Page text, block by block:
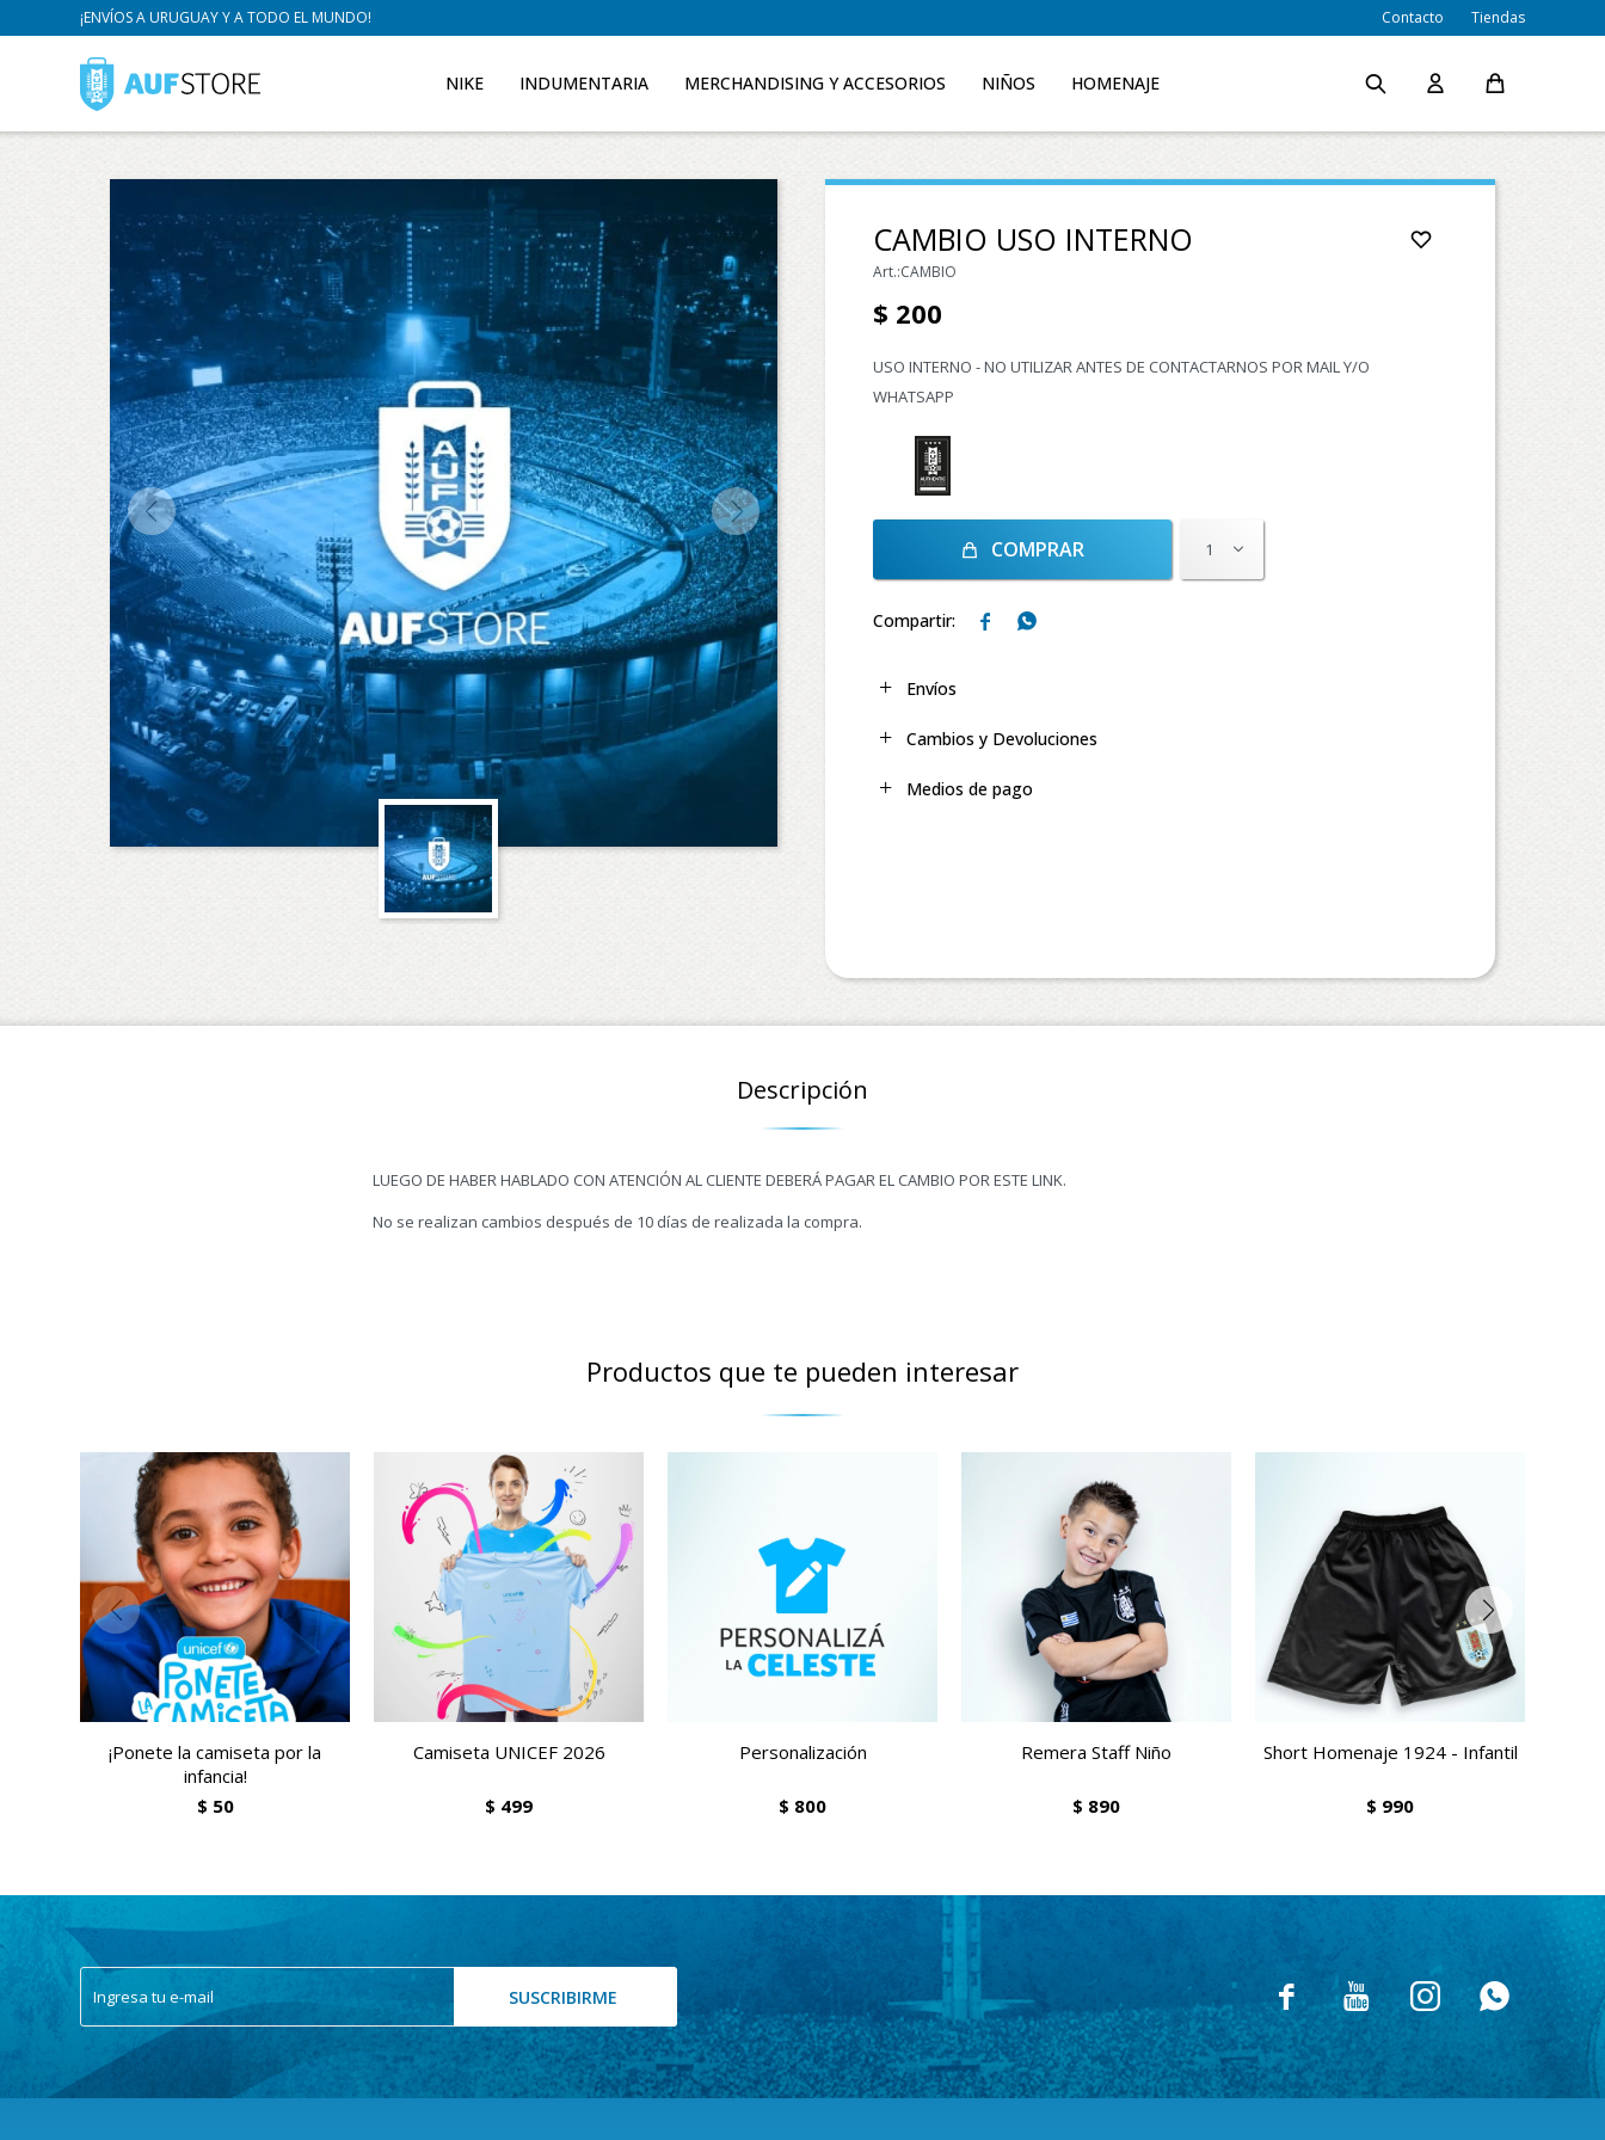
NIKE INDUMENTARIA MERCHANDISING Y ACCESORIOS NIÑOS HOMENAJE
¡ENVÍOS A URUGUAY Y A TODO EL MUNDO! Contacto Tiendas
CAMBIO USO INTERNO
CAMBIO
$ 200
USO INTERNO - NO UTILIZAR ANTES DE CONTACTARNOS POR MAIL Y/O
WHATSAPP
1
COMPRAR
 
Envíos
Cambios y Devoluciones
Medios de pago
Descripción
LUEGO DE HABER HABLADO CON ATENCIÓN AL CLIENTE DEBERÁ PAGAR EL CAMBIO POR ESTE LINK.
No se realizan cambios después de 10 días de realizada la compra.
Productos que te pueden interesar
¡Ponete la camiseta por la
infancia!
$ 50
Camiseta UNICEF 2026
$ 499
Personalización
$ 800
Remera Staff Niño
$ 890
Short Homenaje 1924 - Infantil
$ 990
SUSCRIBIRME    